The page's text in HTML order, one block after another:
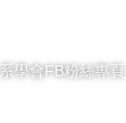
系學會FB粉絲專頁